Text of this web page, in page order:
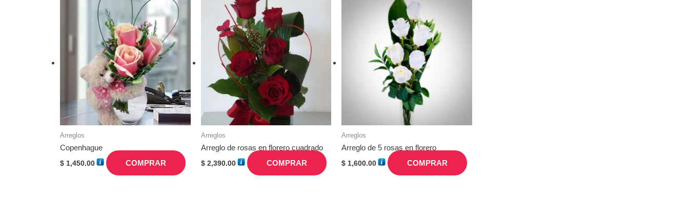
Arreglos
Copenhague
$ 1,450.00 COMPRAR
Arreglos
Arreglo de rosas en florero cuadrado
$2,390.00 COMPRAR
Arreglos
Arreglo de 5 rosas en florero
$ 1,600.00 COMPRAR